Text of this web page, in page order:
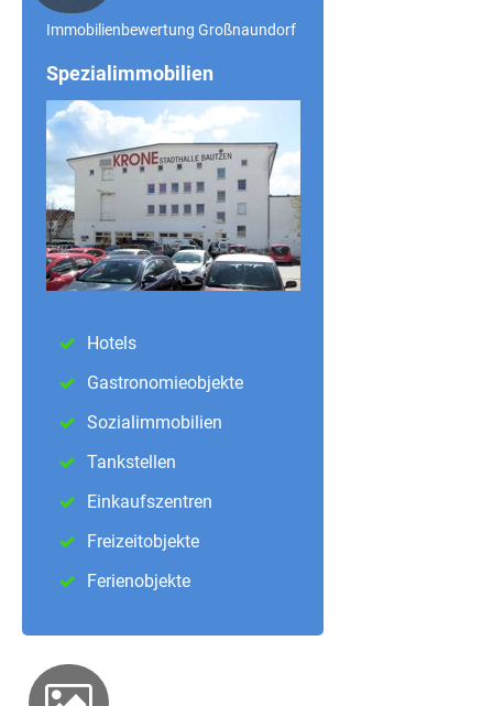
Immobilienbewertung Großnaundorf
Spezialimmobilien
Hotels
Gastronomieobjekte
Sozialimmobilien
Tankstellen
Einkaufszentren
Freizeitobjekte
Ferienobjekte